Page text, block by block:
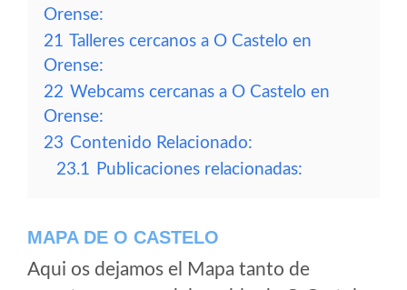
Orense:
21 Talleres cercanos a O Castelo en
Orense:
22 Webcams cercanas a O Castelo en
Orense:
23 Contenido Relacionado:
23.1 Publicaciones relacionadas:
MAPA DE O CASTELO
Aqui os dejamos el Mapa tanto de